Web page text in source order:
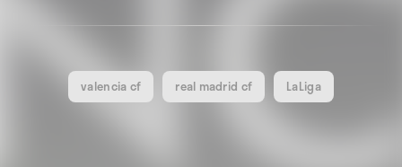
valencia cf real madrid cf LaLiga